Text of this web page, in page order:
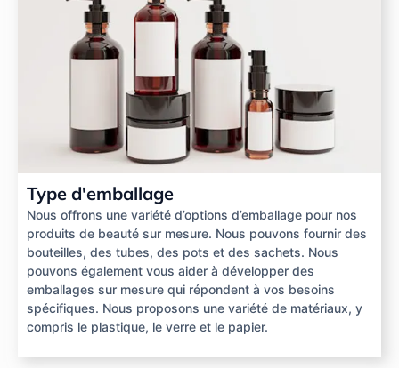
Type d'emballage
Nous offrons une variété d’options d’emballage pour nos
produits de beauté sur mesure. Nous pouvons fournir des
bouteilles, des tubes, des pots et des sachets. Nous
pouvons également vous aider à développer des
emballages sur mesure qui répondent à vos besoins
spécifiques. Nous proposons une variété de matériaux, y
compris le plastique, le verre et le papier.